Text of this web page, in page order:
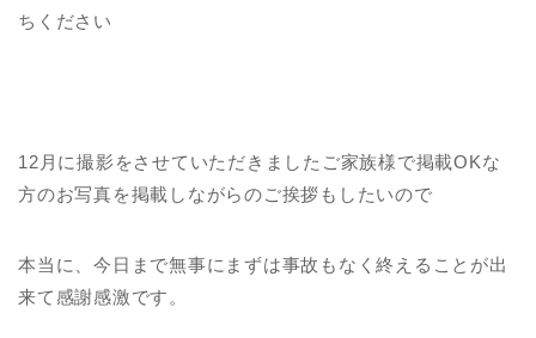
ちください
12月に撮影をさせていただきましたご家族様で掲載OKな
方のお写真を掲載しながらのご挨拶もしたいので
本当に、今日まで無事にまずは事故もなく終えることが出
来て感謝感激です。